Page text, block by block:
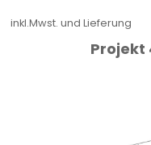
inkl.Mwst. und Lieferung
Projekt